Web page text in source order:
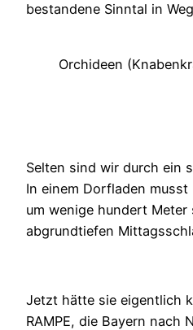
bestandene Sinntal in
Orchideen
Selten sind wir durch ein
In einem Dorfladen
um wenige hundert Meter
abgrundtiefen
Jetzt hätte sie eigentlich
RAMPE, die Bayern nach